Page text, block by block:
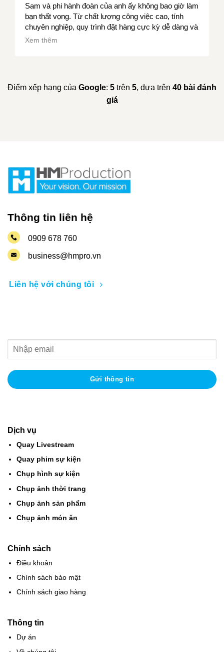
Sam và phi hành đoàn của anh ấy không bao giờ làm
bạn thất vọng. Từ chất lượng công việc cao, tính
chuyên nghiệp, quy trình đặt hàng cực kỳ dễ dàng và
thời gian hoàn thành dự án nhanh chóng, tôi thực sự
Xem thêm
Điểm xếp hạng của Google: 5 trên 5, dựa trên 40 bài đánh
giá
Thông tin liên hệ
0909 678 760
business@hmpro.vn
Liên hệ với chúng tôi
Dịch vụ
Quay Livestream
Quay phim sự kiện
Chụp hình sự kiện
Chụp ảnh thời trang
Chụp ảnh sản phẩm
Chụp ảnh món ăn
Chính sách
Điều khoản
Chính sách bảo mật
Chính sách giao hàng
Thông tin
Dự án